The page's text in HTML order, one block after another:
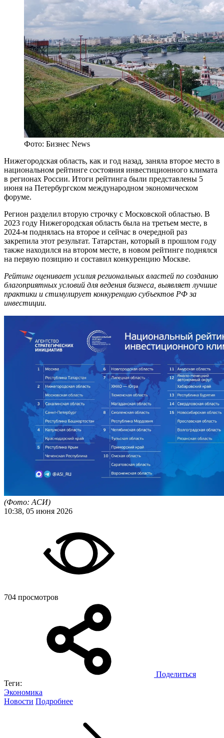
Фото: Бизнес News
Нижегородская область, как и год назад, заняла второе место в
национальном рейтинге состояния инвестиционного климата
в регионах России. Итоги рейтинга были представлены 5
июня на Петербургском международном экономическом
форуме.
Регион разделил вторую строчку с Московской областью. В
2023 году Нижегородская область была на третьем месте, в
2024‑м поднялась на второе и сейчас в очередной раз
закрепила этот результат. Татарстан, который в прошлом году
также находился на втором месте, в новом рейтинге поднялся
на первую позицию и составил конкуренцию Москве.
Рейтинг оценивает усилия региональных властей по созданию
благоприятных условий для ведения бизнеса, выявляет лучшие
практики и стимулирует конкуренцию субъектов РФ за
инвестиции.
(Фото: АСИ)
10:38, 05 июня 2026
704 просмотров
Поделиться
Теги:
Экономика
Новости Подробнее